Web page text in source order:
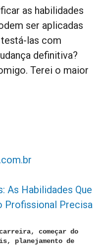
as habilidades
ser aplicadas
las com
definitiva?
Terei o maior
As Habilidades Que
Profissional Precisa
começar do
planejamento de